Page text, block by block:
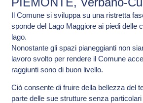
Il Comune si sviluppa su una ristretta
sponde del Lago Maggiore ai piedi delle
lago.
Nonostante gli spazi pianeggianti non
lavoro svolto per rendere il Comune
raggiunti sono di buon livello.
Ciò consente di fruire della bellezza del
parte delle sue strutture senza particolari